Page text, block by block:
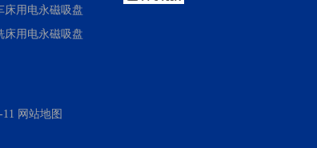
床用电永磁吸盘
床用电永磁吸盘
网站地图